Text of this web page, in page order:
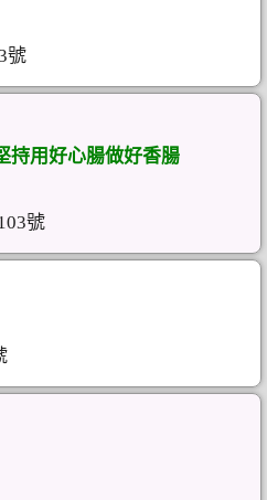
號
持用好心腸做好香腸
號